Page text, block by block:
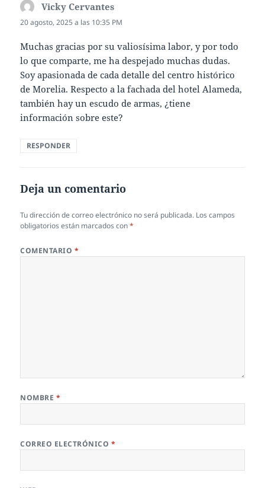
Vicky Cervantes
20 agosto, 2025 a las 10:35 PM
Muchas gracias por su valiosísima labor, y por todo
lo que comparte, me ha despejado muchas dudas.
Soy apasionada de cada detalle del centro histórico
de Morelia. Respecto a la fachada del hotel Alameda,
también hay un escudo de armas, ¿tiene
información sobre este?
RESPONDER
Deja un comentario
Tu dirección de correo electrónico no será publicada. Los campos
obligatorios están marcados con*
COMENTARIO *
NOMBRE *
CORREO ELECTRÓNICO *